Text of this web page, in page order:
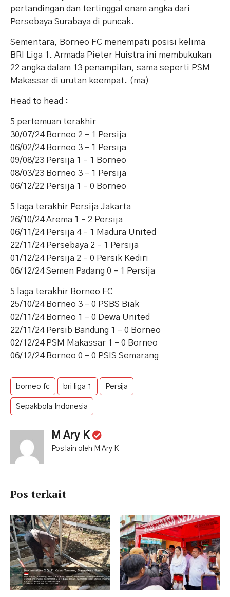
pertandingan dan tertinggal enam angka dari
Persebaya Surabaya di puncak.
Sementara, Borneo FC menempati posisi kelima
BRI Liga 1. Armada Pieter Huistra ini membukukan
22 angka dalam 13 penampilan, sama seperti PSM
Makassar di urutan keempat. (ma)
Head to head :
5 pertemuan terakhir
30/07/24 Borneo 2 – 1 Persija
06/02/24 Borneo 3 – 1 Persija
09/08/23 Persija 1 – 1 Borneo
08/03/23 Borneo 3 – 1 Persija
06/12/22 Persija 1 – 0 Borneo
5 laga terakhir Persija Jakarta
26/10/24 Arema 1 – 2 Persija
06/11/24 Persija 4 – 1 Madura United
22/11/24 Persebaya 2 – 1 Persija
01/12/24 Persija 2 – 0 Persik Kediri
06/12/24 Semen Padang 0 – 1 Persija
5 laga terakhir Borneo FC
25/10/24 Borneo 3 – 0 PSBS Biak
02/11/24 Borneo 1 – 0 Dewa United
22/11/24 Persib Bandung 1 – 0 Borneo
02/12/24 PSM Makassar 1 – 0 Borneo
06/12/24 Borneo 0 – 0 PSIS Semarang
borneo fc bri liga 1 Persija
Sepakbola Indonesia
M Ary K
Pos lain oleh M Ary K
Pos terkait